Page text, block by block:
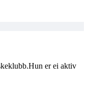
er ei aktiv